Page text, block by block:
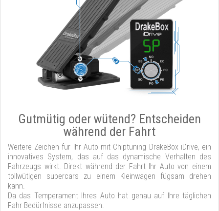
Gutmütig oder wütend? Entscheiden
während der Fahrt
Weitere Zeichen für Ihr Auto mit Chiptuning DrakeBox iDrive, ein
innovatives System, das auf das dynamische Verhalten des
Fahrzeugs wirkt. Direkt während der Fahrt Ihr Auto von einem
tollwütigen supercars zu einem Kleinwagen fügsam drehen
kann.
Da das Temperament Ihres Auto hat genau auf Ihre täglichen
Fahr Bedürfnisse anzupassen.